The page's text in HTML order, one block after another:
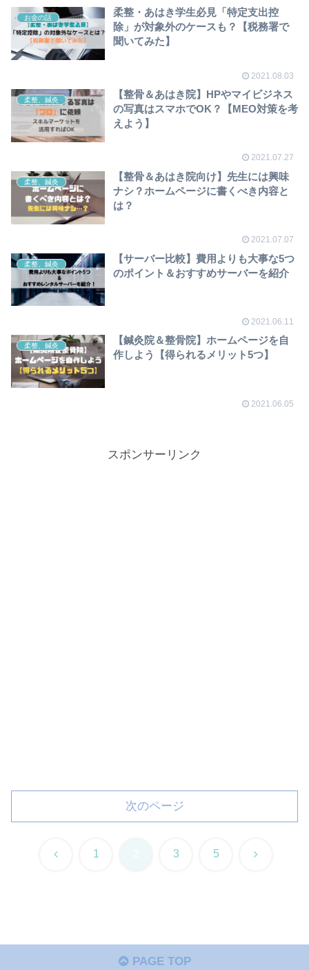
お金の話
柔整・あはき学生必見「特定支出控
除」が対象外のケースも？【税務署で
聞いてみた】
2021.08.03
柔整、鍼灸
【整骨＆あはき院】HPやマイビジネス
の写真はスマホでOK？【MEO対策を考
えよう】
2021.07.27
柔整、鍼灸
【整骨＆あはき院向け】先生には興味
ナシ？ホームページに書くべき内容と
は？
2021.07.07
柔整、鍼灸
【サーバー比較】費用よりも大事な5つ
のポイント＆おすすめサーバーを紹介
2021.06.11
柔整、鍼灸
【鍼灸院＆整骨院】ホームページを自
作しよう【得られるメリット5つ】
2021.06.05
スポンサーリンク
次のページ
前 1 3 5 次
PAGE TOP